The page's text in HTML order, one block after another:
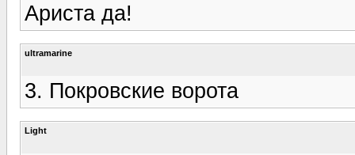
Ариста да!
ultramarine
3. Покровские ворота
Light